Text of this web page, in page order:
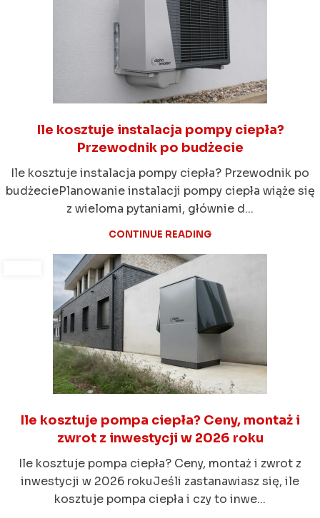
Ile kosztuje instalacja pompy ciepła?
Przewodnik po budżecie
Ile kosztuje instalacja pompy ciepła? Przewodnik po
budżeciePlanowanie instalacji pompy ciepła wiąże się
z wieloma pytaniami, głównie d...
CONTINUE READING
Ile kosztuje pompa ciepła? Ceny, montaż i
zwrot z inwestycji w 2026 roku
Ile kosztuje pompa ciepła? Ceny, montaż i zwrot z
inwestycji w 2026 rokuJeśli zastanawiasz się, ile
kosztuje pompa ciepła i czy to inwe...